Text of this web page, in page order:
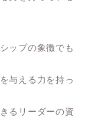
ップの象徴でも
与える力を持っ
るリーダーの資